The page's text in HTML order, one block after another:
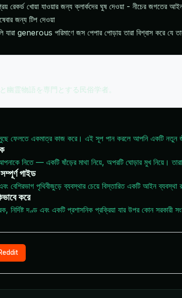
রেকর্ড খোয়া যাওয়ার জন্য ক্লার্কদের ঘুষ দেওয়া - নীচের জগতের
জন্য টিপ দেওয়া
generous পরিমাণে জস পেপার পোড়ায় তারা বিশ্বাস করে যে
幽霊物語を専門とする民俗学者。
ফেলতে একমাত্র কাজ করে। এই সূপ পান করলে আপনি একটি নতুন
নিতে — একটি ষাঁড়ের মাথা নিয়ে, অপরটি ঘোড়ার মুখ নিয়ে।
গাইড
বেশিরভাগ পৃথিবীজুড়ে ব্যবস্থার চেয়ে বিস্তারিত একটি আইন ব্যবস্থা
করে
নির্দিষ্ট দণ্ড এবং একটি প্রশাসনিক প্রক্রিয়া যার উপর কোন সরকারী
Reddit